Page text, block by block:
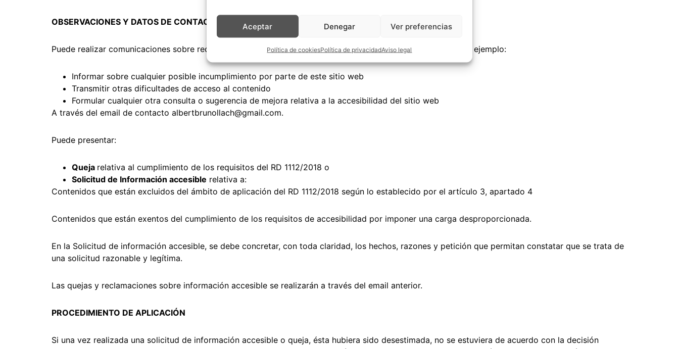
Aceptar Denegar Ver preferencias
Política de cookiesPolítica de privacidadAviso legal
OBSERVACIONES Y DATOS DE CONTACTO
Puede realizar comunicaciones sobre requisitos de accesibilidad (artículo 10.2.a del RD 1112/2018) como, por ejemplo:
Informar sobre cualquier posible incumplimiento por parte de este sitio web
Transmitir otras dificultades de acceso al contenido
Formular cualquier otra consulta o sugerencia de mejora relativa a la accesibilidad del sitio web
A través del email de contacto albertbrunollach@gmail.com.
Puede presentar:
Queja relativa al cumplimiento de los requisitos del RD 1112/2018 o
Solicitud de Información accesible relativa a:
Contenidos que están excluidos del ámbito de aplicación del RD 1112/2018 según lo establecido por el artículo 3, apartado 4
Contenidos que están exentos del cumplimiento de los requisitos de accesibilidad por imponer una carga desproporcionada.
En la Solicitud de información accesible, se debe concretar, con toda claridad, los hechos, razones y petición que permitan constatar que se trata de
una solicitud razonable y legítima.
Las quejas y reclamaciones sobre información accesible se realizarán a través del email anterior.
PROCEDIMIENTO DE APLICACIÓN
Si una vez realizada una solicitud de información accesible o queja, ésta hubiera sido desestimada, no se estuviera de acuerdo con la decisión